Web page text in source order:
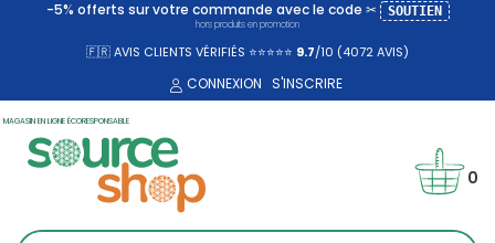
-5% offerts sur votre commande avec le code ✂ SOUTIEN
hors produits en promotion
🇫🇷 AVIS CLIENTS VÉRIFIÉS ⭐⭐⭐⭐⭐ 9.7/10 (4072AVIS)
CONNEXION S'INSCRIRE
MAGASIN EN LIGNE ÉCORESPONSABLE
0